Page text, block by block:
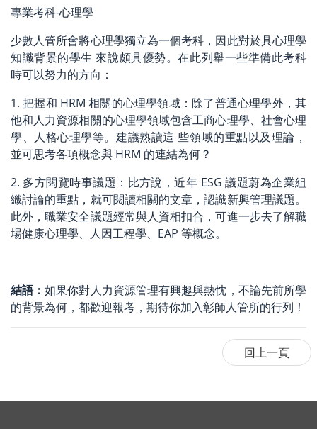
專業考科-心理學
少數人管所會將心理學獨立為一個考科，因此對於具心理學
知識背景的學生 來說頗具優勢。在此列舉一些準備此考科
時可以努力的方向：
1. 把握和 HRM 相關的心理學領域：除了普通心理學外，其
他和人力資源相關的心理學領域包含工商心理學、社會心理
學、人格心理學等。建議熟讀這 些領域的重點以及理論，
並可思考各項概念與 HRM 的連結為何？
2. 多方閱覽時事議題：比方說，近年 ESG 議題蔚為企業組
織討論的重點，就可閱讀相關的文章，認識新興管理議題。
此外，職業安全議題經常與人資相扣合，可進一步去了解職
場健康心理學、人因工程學、EAP 等概念。
結語：如果你對人力資源管理有興趣與熱忱，不論先前所學
的背景為何，都歡迎報考，期待你加入彰師人管所的行列！